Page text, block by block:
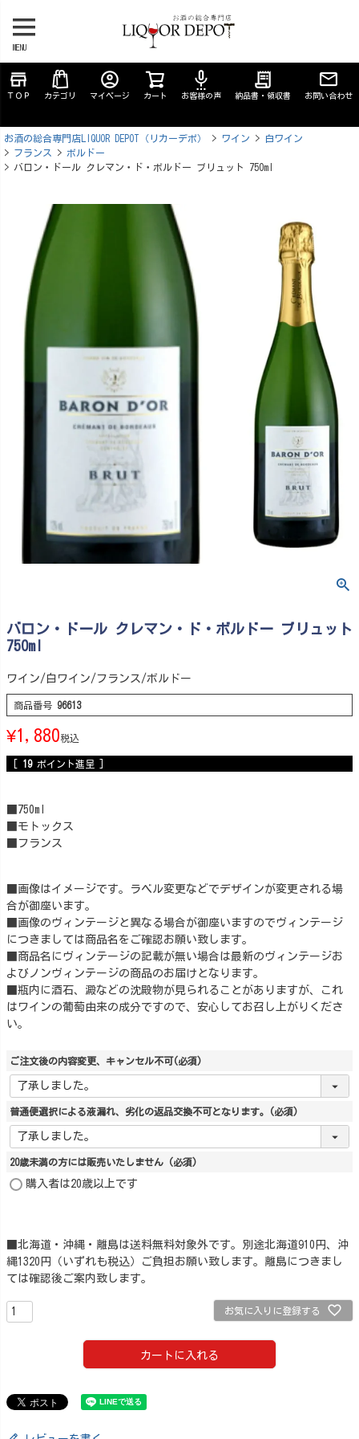
MENU
store
ＴＯＰ カテゴリ
account_circle
マイページ カート
settings_voice
お客様の声
receipt_long
納品書・領収書 お問い合わせ
お酒の総合専門店LIQUOR DEPOT（リカーデポ） ワイン
白ワイン
フランス
ボルドー
バロン・ドール クレマン・ド・ボルドー ブリュット 750ml
バロン・ドール クレマン・ド・ボルドー ブリュット
750ml
ワイン/白ワイン/フランス/ボルドー
商品番号 96613
¥1,880税込
19 ポイント進呈 ]
■750ml
■モトックス
■フランス
■画像はイメージです。ラベル変更などでデザインが変更される場
合が御座います。
■画像のヴィンテージと異なる場合が御座いますのでヴィンテージ
につきましては商品名をご確認お願い致します。
■商品名にヴィンテージの記載が無い場合は最新のヴィンテージお
よびノンヴィンテージの商品のお届けとなります。
■瓶内に酒石、澱などの沈殿物が見られることがありますが、これ
はワインの葡萄由来の成分ですので、安心してお召し上がりくださ
い。
ご注文後の内容変更、キャンセル不可(必須)
普通便選択による液漏れ、劣化の返品交換不可となります。 (必須)
20歳未満の方には販売いたしません (必須)
購入者は20歳以上です
■北海道・沖縄・離島は送料無料対象外です。別途北海道910円、沖
縄1320円（いずれも税込）ご負担お願い致します。離島につきまし
ては確認後ご案内致します。
お気に入りに登録する
カートに入れる